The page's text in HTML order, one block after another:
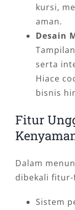
kursi,
aman.
Desain
serta
Hiace
bisnis
Fitur
Dalam
dibekali
Sistem